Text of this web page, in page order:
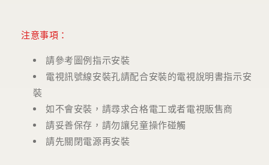
注意事項：
請參考圖例指示安裝
電視訊號線安裝孔請配合安裝的電視說明書指示安
裝
如不會安裝，請尋求合格電工或者電視販售商
請妥善保存，請勿讓兒童操作碰觸
請先關閉電源再安裝